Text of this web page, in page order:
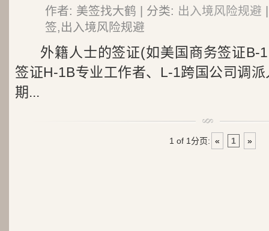
作者: 美签找大鹤 | 分类: 出入境风险规避
签,出入境风险规避
外籍人士的签证(如美国商务签证B-
签证H-1B专业工作者、L-1跨国公司调
期...
1 of 1分页: « 1 »